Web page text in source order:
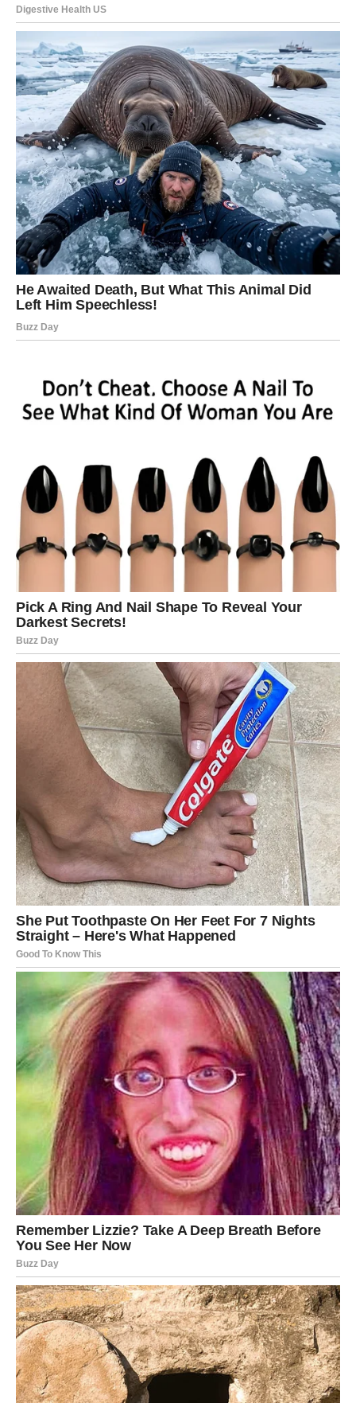
STRELAC
Strelac danas traži slobodu, ali i iskrenu emociju. Ako ste
u vezi, unesite više radosti, smeha i spontanosti – partner
želi vašu pažnju.
Slobodni Strelčevi mogu doživeti neplaniran susret koji ih
iznenadi. Ljubav dolazi kroz avanturu, put, poruku ili
društveni događaj. Ne planirajte previše – prepustite se
trenutku.
JARAC
Iako emocije ne pokazujete lako, danas ih osećate
snažno. Ako ste u vezi, partner može tražiti više topline i
Slobodni Jarčevi razmišljaju ozbiljno o ljubavi – privlači
vas osoba sa kojom možete graditi budućnost, a ne
VODOLIJA
Četvrtak donosi iznenađenja u ljubavi. Moguća je poruka,
poziv ili susret koji vas izbacuje iz rutine. Ako ste u vezi,
važno je da partneru objasnite svoju potrebu za
Slobodne Vodolije mogu započeti neobičnu, ali vrlo
intrigantnu emotivnu priču. Ljubav dolazi neočekivano, ali
sa razlogom.
RIBE
Ribe danas plivaju u moru emocija. Romantika, intuicija i
nežnost su naglašeni. Ako ste u vezi, očekuju vas
emotivni trenuci koji produbljuju odnos.
Slobodne Ribe mogu upoznati osobu koja budi osećaj
bliskosti i duhovne povezanosti. Ovo je ljubav koja se ne
objašnjava – ona se oseća.